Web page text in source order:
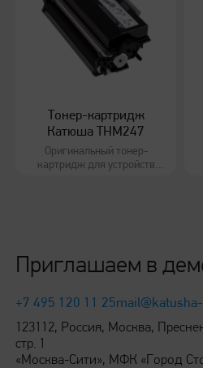
Размеры (ШхГхВ)
383 х 397 х 308 мм
13,3 кг
500 листов
Тонер-картридж
Катюша THM247
Оригинальный тонер-
картридж для устройств
Приглашаем в
+7 495 120 11 25
123112, Россия, Москва,
стр. 1
«Москва-Сити», МФК «Город